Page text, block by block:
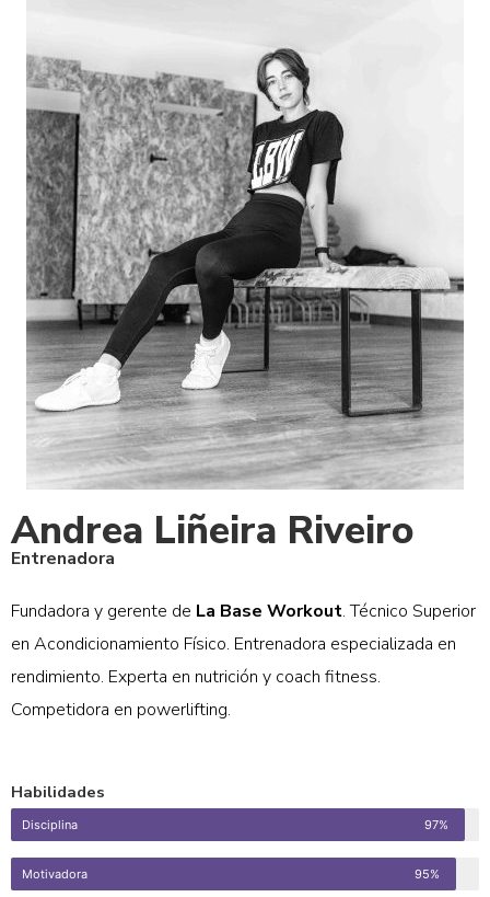
Andrea Liñeira Riveiro
Entrenadora
Fundadora y gerente de La Base Workout. Técnico Superior
en Acondicionamiento Físico. Entrenadora especializada en
rendimiento. Experta en nutrición y coach fitness.
Competidora en powerlifting.
Habilidades
Disciplina 97%
Motivadora 95%